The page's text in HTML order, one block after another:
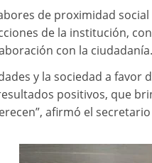
de proximidad social
de la institución,
con la ciudadanía.
y la sociedad a favor
positivos, que
afirmó el